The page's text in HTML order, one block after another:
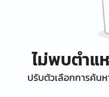
ไม่พบตำแ
ปรับตัวเลือกการค้น